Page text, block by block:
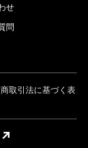
せ
問
取引法に基づく表